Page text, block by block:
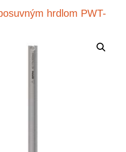
hrdlom PWT-